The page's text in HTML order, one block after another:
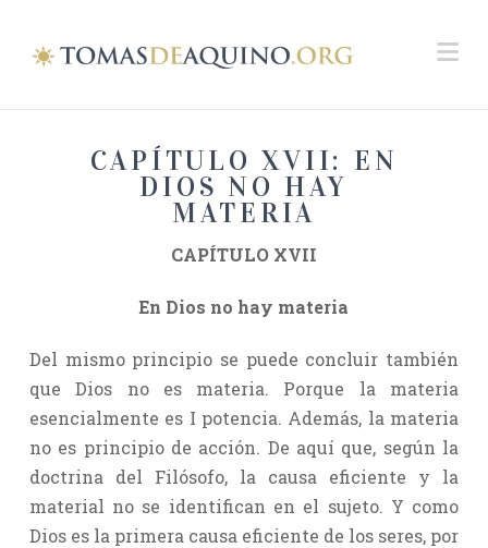
CAPÍTULO XVII: EN
DIOS NO HAY
MATERIA
CAPÍTULO XVII
En Dios no hay materia
Del mismo principio se puede concluir también
que Dios no es materia. Porque la materia
esencialmente es I potencia. Además, la materia
no es principio de acción. De aquí que, según la
doctrina del Filósofo, la causa eficiente y la
material no se identifican en el sujeto. Y como
Dios es la primera causa eficiente de los seres, por